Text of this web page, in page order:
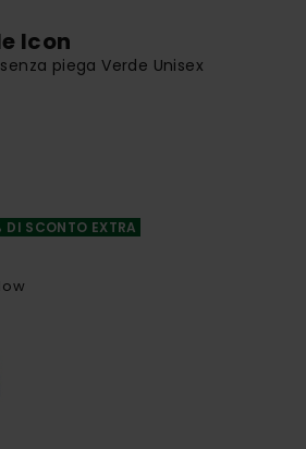
Icon
piega Verde Unisex
DI SCONTO EXTRA